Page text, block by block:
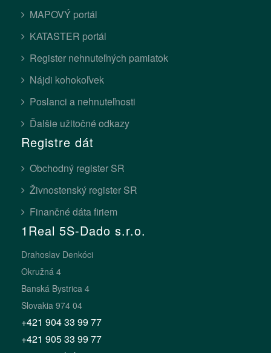
MAPOVÝ portál
KATASTER portál
Register nehnuteľných pamiatok
Nájdi kohokoľvek
Poslanci a nehnuteľnosti
Ďalšie užitočné odkazy
Registre dát
Obchodný register SR
Živnostenský register SR
Finančné dáta firiem
1Real 5S-Dado s.r.o.
Drahoslav Denkóci
Okružná 4
Banská Bystrica 4
Slovakia 974 04
+421 904 33 99 77
+421 905 33 99 77